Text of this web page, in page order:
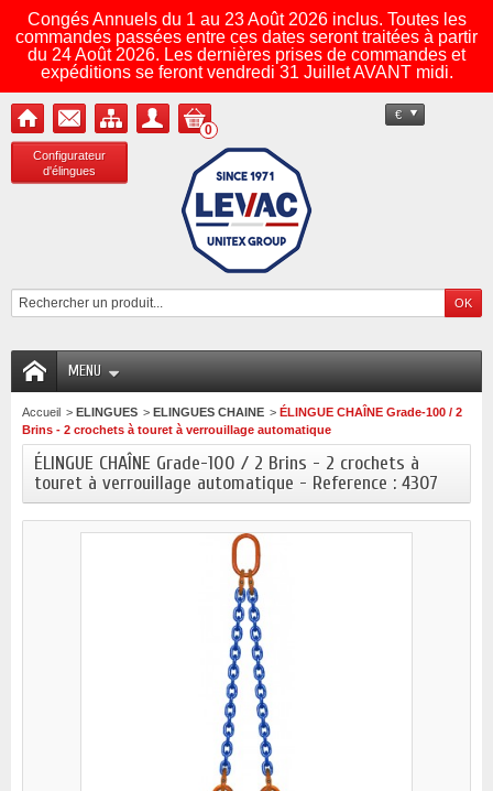
Congés Annuels du 1 au 23 Août 2026 inclus. Toutes les
commandes passées entre ces dates seront traitées à partir
du 24 Août 2026. Les dernières prises de commandes et
expéditions se feront vendredi 31 Juillet AVANT midi.
Configurateur
d'élingues
€
0
MENU
Accueil > ELINGUES > ELINGUES CHAINE > ÉLINGUE CHAÎNE Grade-100 / 2
Brins - 2 crochets à touret à verrouillage automatique
ÉLINGUE CHAÎNE Grade-100 / 2 Brins - 2 crochets à
touret à verrouillage automatique - Reference : 4307